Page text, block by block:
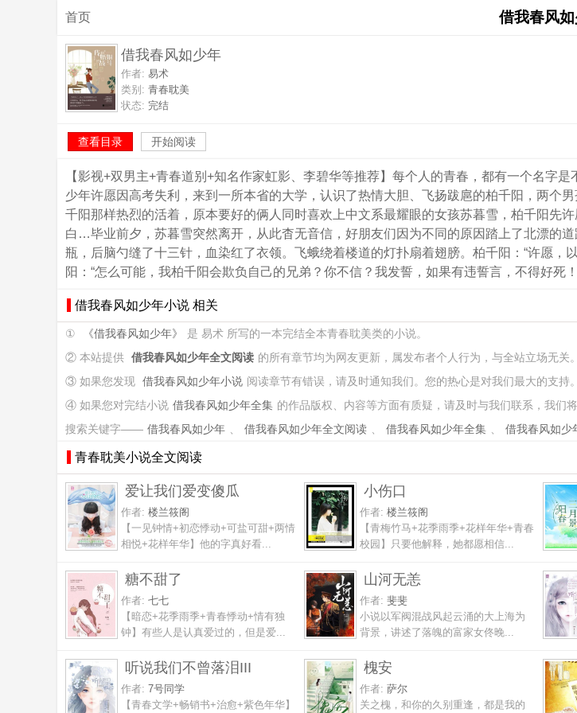
首页 借我春风
借我春风如少年
作者: 易术
类别: 青春耽美
状态: 完结
查看目录 开始阅读
【影视+双男主+青春道别+知名作家虹影、李碧华等推荐】每个人的青春，都有一个名字
少年许愿因高考失利，来到一所本省的大学，认识了热情大胆、飞扬跋扈的柏千阳，两个
千阳那样热烈的活着，原本要好的俩人同时喜欢上中文系最耀眼的女孩苏暮雪，柏千阳先
白…毕业前夕，苏暮雪突然离开，从此杳无音信，好朋友们因为不同的原因踏上了北漂的
瓶，后脑勺缝了十三针，血染红了衣领。飞蛾绕着楼道的灯扑扇着翅膀。柏千阳：“许愿，
阳：“怎么可能，我柏千阳会欺负自己的兄弟？你不信？我发誓，如果有违誓言，不得好死
借我春风如少年小说 相关
① 《借我春风如少年》
是 易术 所写的一本完结全本青春耽美类的小说。
② 本站提供 借我春风如少年全文阅读 的所有章节均为网友更新，属发布者个人行为，与全站立场无关。
③ 如果您发现 借我春风如少年小说 阅读章节有错误，请及时通知我们。您的热心是对我们最大的支持。
④ 如果您对完结小说 借我春风如少年全集 的作品版权、内容等方面有质疑，请及时与我们联系，我们
搜索关键字—— 借我春风如少年 、 借我春风如少年全文阅读 、 借我春风如少年全集 、 借我春风如少
青春耽美小说全文阅读
爱让我们爱变傻瓜
作者: 楼兰筱阁
【一见钟情+初恋悸动+可盐可甜+两情
相悦+花样年华】他的字真好看...
小伤口
作者: 楼兰筱阁
【青梅竹马+花季雨季+花样年华+青春
校园】只要他解释，她都愿相信...
糖不甜了
作者: 七七
【暗恋+花季雨季+青春悸动+情有独
钟】有些人是认真爱过的，但是爱...
山河无恙
作者: 斐斐
小说以军阀混战风起云涌的大上海为
背景，讲述了落魄的富家女佟晚...
听说我们不曾落泪III
作者: 7号同学
【青春文学+畅销书+治愈+紫色年华】
槐安
作者: 萨尔
关之槐，和你的久别重逢，都是我的